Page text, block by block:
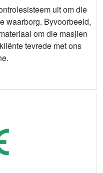
uit om die
waarborg. Byvoorbeeld,
om die masjien
tevrede met ons